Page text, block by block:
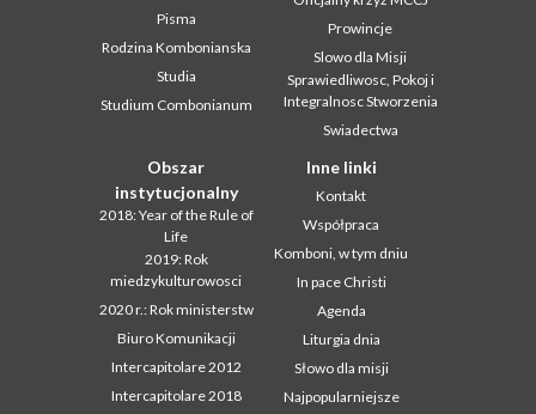
Pisma
Rodzina Kombonianska
Studia
Studium Combonianum
Prowincje
Slowo dla Misji
Sprawiedliwosc, Pokoj i
Integralnosc Stworzenia
Swiadectwa
Obszar
instytucjonalny
2018: Year of the Rule of
Life
2019: Rok
miedzykulturowosci
2020 r.: Rok ministerstw
Biuro Komunikacji
Intercapitolare 2012
Intercapitolare 2018
Inne linki
Kontakt
Współpraca
Komboni, w tym dniu
In pace Christi
Agenda
Liturgia dnia
Słowo dla misji
Najpopularniejsze